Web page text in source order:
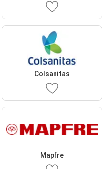
Colsanitas
Mapfre